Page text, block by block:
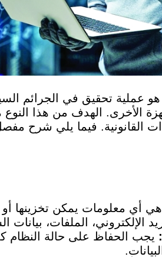
تحقيق في الجرائم
الأخرى. الهدف من هذا
القانونية. فيما يلي شرح
هي أي معلومات يمكن تخزينها
الإلكتروني، الملفات، بيانات
يجب الحفاظ على حالة